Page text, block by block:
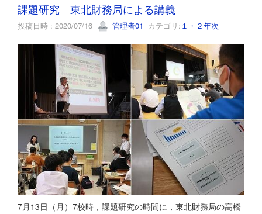
課題研究 東北財務局による講義
投稿日時 : 2020/07/16 管理者01 カテゴリ: １・２年次
7月13日（月）7校時，課題研究の時間に，東北財務局の高橋